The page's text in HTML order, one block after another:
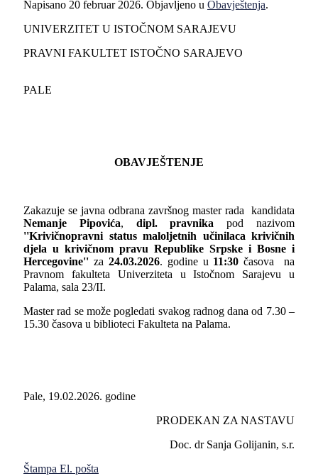
Napisano 20 februar 2026. Objavljeno u Obavještenja.
UNIVERZITET U ISTOČNOM SARAJEVU
PRAVNI FAKULTET ISTOČNO SARAJEVO
PALE
OBAVJEŠTENJE
Zakazuje se javna odbrana završnog master rada kandidata
Nemanje Pipovića, dipl. pravnika pod nazivom
''Krivičnopravni status maloljetnih učinilaca krivičnih
djela u krivičnom pravu Republike Srpske i Bosne i
Hercegovine'' za 24.03.2026. godine u 11:30 časova na
Pravnom fakulteta Univerziteta u Istočnom Sarajevu u
Palama, sala 23/II.
Master rad se može pogledati svakog radnog dana od 7.30 –
15.30 časova u biblioteci Fakulteta na Palama.
Pale, 19.02.2026. godine
PRODEKAN ZA NASTAVU
Doc. dr Sanja Golijanin, s.r.
Štampa El. pošta